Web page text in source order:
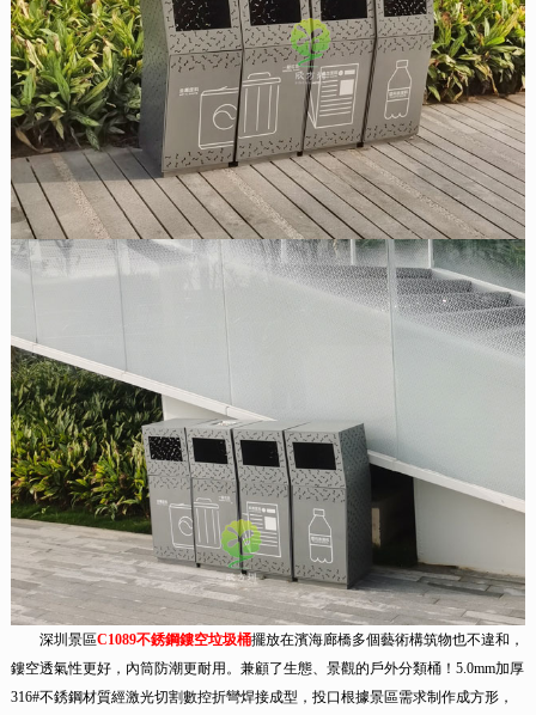
深圳景區C1089不銹鋼鏤空垃圾桶擺放在濱海廊橋多個藝術構筑物也不違和，
鏤空透氣性更好，內筒防潮更耐用。兼顧了生態、景觀的戶外分類桶！5.0mm加厚
316#不銹鋼材質經激光切割數控折彎焊接成型，投口根據景區需求制作成方形，